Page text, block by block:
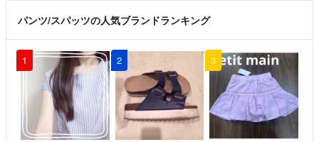
パンツ/スパッツの人気ブランドランキング
1 2 3